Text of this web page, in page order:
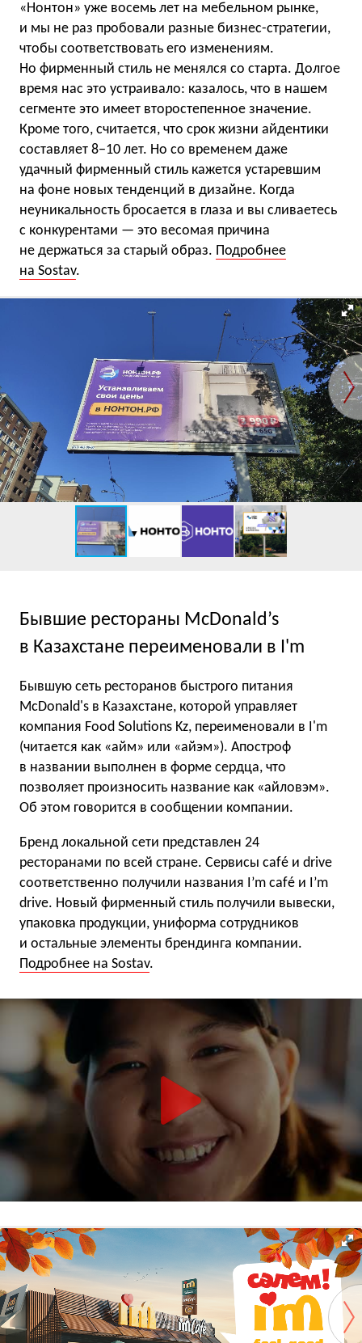
«Нонтон» уже восемь лет на мебельном рынке,
и мы не раз пробовали разные бизнес-стратегии,
чтобы соответствовать его изменениям.
Но фирменный стиль не менялся со старта. Долгое
время нас это устраивало: казалось, что в нашем
сегменте это имеет второстепенное значение.
Кроме того, считается, что срок жизни айдентики
составляет 8−10 лет. Но со временем даже
удачный фирменный стиль кажется устаревшим
на фоне новых тенденций в дизайне. Когда
неуникальность бросается в глаза и вы сливаетесь
с конкурентами — это весомая причина
не держаться за старый образ. Подробнее
на Sostav.
Бывшие рестораны McDonald’s
в Казахстане переименовали в I'm
Бывшую сеть ресторанов быстрого питания
McDonald's в Казахстане, которой управляет
компания Food Solutions Kz, переименовали в I'm
(читается как «айм» или «айэм»). Апостроф
в названии выполнен в форме сердца, что
позволяет произносить название как «айловэм».
Об этом говорится в сообщении компании.
Бренд локальной сети представлен 24
ресторанами по всей стране. Сервисы café и drive
соответственно получили названия I’m café и I’m
drive. Новый фирменный стиль получили вывески,
упаковка продукции, униформа сотрудников
и остальные элементы брендинга компании.
Подробнее на Sostav.